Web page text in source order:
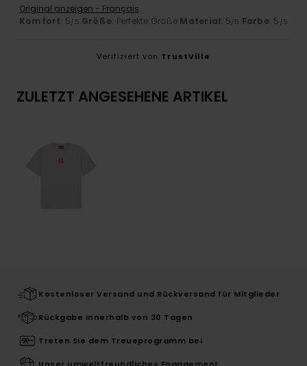
Original anzeigen - Français
Komfort: 5/5 Größe: Perfekte Größe Material: 5/5 Farbe: 5 /5
Verifiziert von TrustVille
ZULETZT ANGESEHENE ARTIKEL
Kostenloser Versand und Rückversand für Mitglieder
Rückgabe innerhalb von 30 Tagen
Treten Sie dem Treueprogramm bei